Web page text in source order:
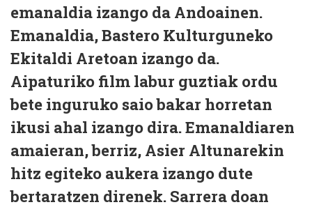
emanaldia izango da Andoainen.
Emanaldia, Bastero Kulturguneko
Ekitaldi Aretoan izango da.
Aipaturiko film labur guztiak ordu
bete inguruko saio bakar horretan
ikusi ahal izango dira. Emanaldiaren
amaieran, berriz, Asier Altunarekin
hitz egiteko aukera izango dute
bertaratzen direnek. Sarrera doan